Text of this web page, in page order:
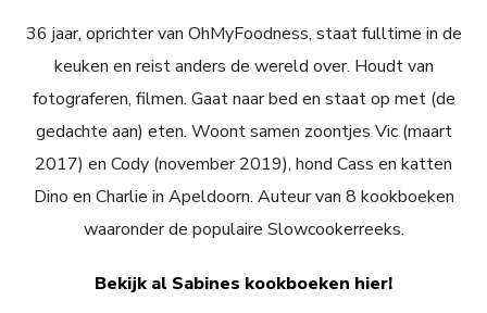
36 jaar, oprichter van OhMyFoodness, staat fulltime in de
keuken en reist anders de wereld over. Houdt van
fotograferen, filmen. Gaat naar bed en staat op met (de
gedachte aan) eten. Woont samen zoontjes Vic (maart
2017) en Cody (november 2019), hond Cass en katten
Dino en Charlie in Apeldoorn. Auteur van 8 kookboeken
waaronder de populaire Slowcookerreeks.
Bekijk al Sabines kookboeken hier!